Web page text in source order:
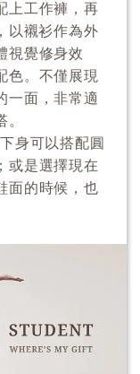
上工作褲，再
以襯衫作為外
視覺修身效
色。不僅展現
一面，非常適
身可以搭配圓
或是選擇現在
面的時候，也